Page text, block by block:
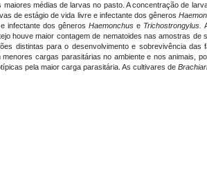
médias de larvas no pasto. A concentração de
de estágio de vida livre e infectante dos gêneros
infectante dos gênerosHaemonchuse Trichostrongylus.
houve maior contagem de nematoides nas amostras
distintas para o desenvolvimento e sobrevivência
cargas parasitárias no ambiente e nos animais,
pela maior carga parasitária. As cultivares de